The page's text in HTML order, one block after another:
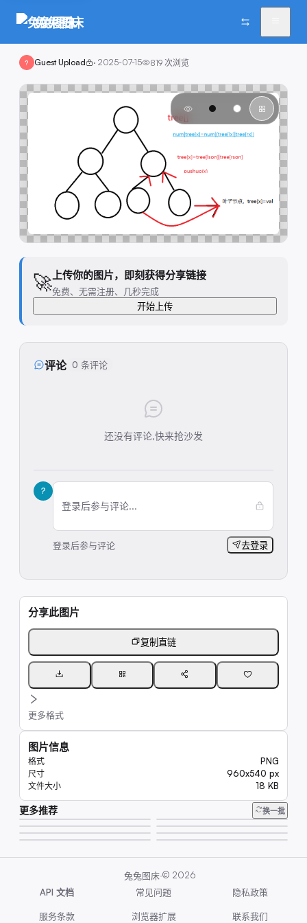
兔兔图床
? Guest Upload · 2025-07-15 819 次浏览
🚀上传你的图片，即刻获得分享链接
免费、无需注册、几秒完成
开始上传
评论 0 条评论
还没有评论,快来抢沙发
?
登录后参与评论...
登录后参与评论 去登录
分享此图片
复制直链
更多格式
图片信息
格式 PNG
尺寸 960x540 px
文件大小 18 KB
更多推荐 换一批
6.8K
8.1K
7.8K
9.8K
289K
9.1K
17K
兔兔图床·© 2026
API 文档
常见问题 隐私政策
服务条款 浏览器扩展 联系我们